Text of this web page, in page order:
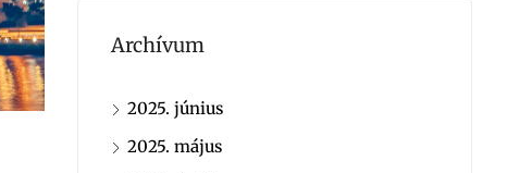
Archívum
2025. június
2025. május